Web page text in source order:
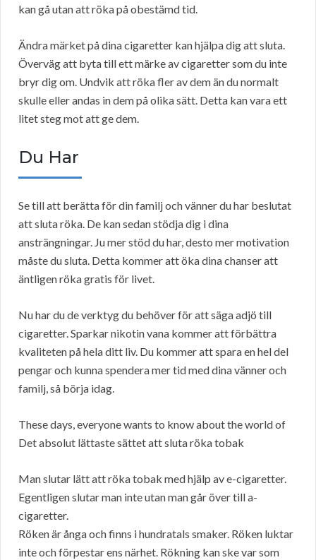
kan gå utan att röka på obestämd tid.
Ändra märket på dina cigaretter kan hjälpa dig att sluta.
Överväg att byta till ett märke av cigaretter som du inte
bryr dig om. Undvik att röka fler av dem än du normalt
skulle eller andas in dem på olika sätt. Detta kan vara ett
litet steg mot att ge dem.
Du Har
Se till att berätta för din familj och vänner du har beslutat
att sluta röka. De kan sedan stödja dig i dina
ansträngningar. Ju mer stöd du har, desto mer motivation
måste du sluta. Detta kommer att öka dina chanser att
äntligen röka gratis för livet.
Nu har du de verktyg du behöver för att säga adjö till
cigaretter. Sparkar nikotin vana kommer att förbättra
kvaliteten på hela ditt liv. Du kommer att spara en hel del
pengar och kunna spendera mer tid med dina vänner och
familj, så börja idag.
These days, everyone wants to know about the world of
Det absolut lättaste sättet att sluta röka tobak
Man slutar lätt att röka tobak med hjälp av e-cigaretter.
Egentligen slutar man inte utan man går över till a-
cigaretter.
Röken är ånga och finns i hundratals smaker. Röken luktar
inte och förpestar ens närhet. Rökning kan ske var som